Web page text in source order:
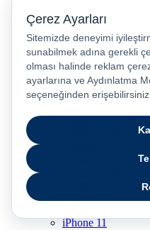
iPhone 17
iPhone Air
iPhone 16 Pro Max
iPhone 17 Pro Max
iPhone 16E
iPhone 15
iPhone 15 Pro Max
iPhone 14 Pro Max
iPhone 11